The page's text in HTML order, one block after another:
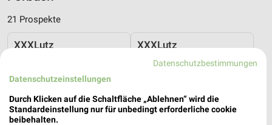
21 Prospekte
XXXLutz XXXLutz
Datenschutzbestimmungen
Datenschutzeinstellungen
Durch Klicken auf die Schaltfläche „Ablehnen“ wird die
Standardeinstellung nur für unbedingt erforderliche cookie
beibehalten.